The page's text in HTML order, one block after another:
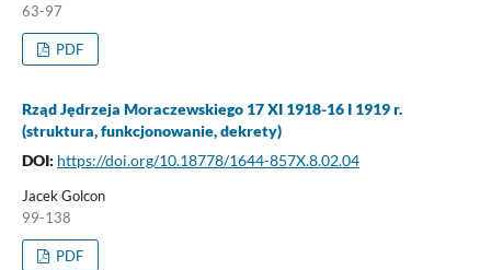
63-97
PDF
Rząd Jędrzeja Moraczewskiego 17 XI 1918-16 I 1919 r.
(struktura, funkcjonowanie, dekrety)
DOI: https://doi.org/10.18778/1644-857X.8.02.04
Jacek Golcon
99-138
PDF